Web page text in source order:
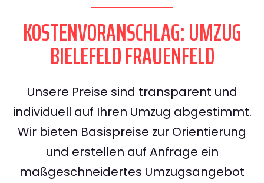
KOSTENVORANSCHLAG: UMZUG
BIELEFELD FRAUENFELD
Unsere Preise sind transparent und
individuell auf Ihren Umzug abgestimmt.
Wir bieten Basispreise zur Orientierung
und erstellen auf Anfrage ein
maßgeschneidertes Umzugsangebot